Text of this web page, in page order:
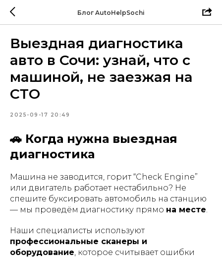
Блог AutoHelpSochi
Выездная диагностика
авто в Сочи: узнай, что с
машиной, не заезжая на
СТО
2025-09-17 20:49
🚗 Когда нужна выездная
диагностика
Машина не заводится, горит “Check Engine”
или двигатель работает нестабильно? Не
спешите буксировать автомобиль на станцию
— мы проведём диагностику прямо на месте.
Наши специалисты используют
профессиональные сканеры и
оборудование, которое считывает ошибки